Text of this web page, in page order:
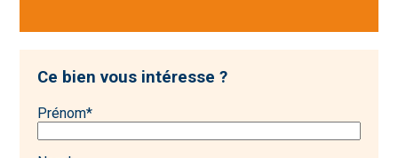
Ce bien vous intéresse ?
Prénom*